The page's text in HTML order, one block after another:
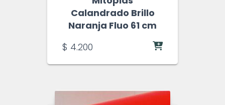
Calandrado Brillo
Naranja Fluo 61 cm
$ 4.200